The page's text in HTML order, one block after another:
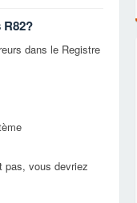
dans le Registre
pas, vous devriez